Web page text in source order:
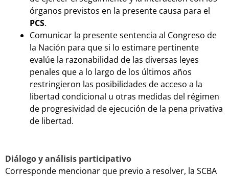
órganos previstos en la presente causa para el
PCS.
Comunicar la presente sentencia al Congreso de
la Nación para que si lo estimare pertinente
evalúe la razonabilidad de las diversas leyes
penales que a lo largo de los últimos años
restringieron las posibilidades de acceso a la
libertad condicional u otras medidas del régimen
de progresividad de ejecución de la pena privativa
de libertad.
Diálogo y análisis participativo
Corresponde mencionar que previo a resolver, la SCBA